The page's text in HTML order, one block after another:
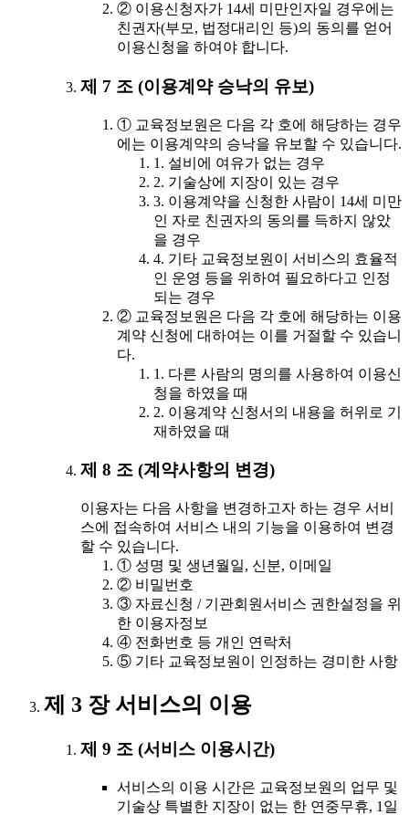
② 이용신청자가 14세 미만인자일 경우에는
친권자(부모, 법정대리인 등)의 동의를 얻어
이용신청을 하여야 합니다.
제 7 조 (이용계약 승낙의 유보)
① 교육정보원은 다음 각 호에 해당하는 경우
에는 이용계약의 승낙을 유보할 수 있습니다.
1. 설비에 여유가 없는 경우
2. 기술상에 지장이 있는 경우
3. 이용계약을 신청한 사람이 14세 미만
인 자로 친권자의 동의를 득하지 않았
을 경우
4. 기타 교육정보원이 서비스의 효율적
인 운영 등을 위하여 필요하다고 인정
되는 경우
② 교육정보원은 다음 각 호에 해당하는 이용
계약 신청에 대하여는 이를 거절할 수 있습니
다.
1. 다른 사람의 명의를 사용하여 이용신
청을 하였을 때
2. 이용계약 신청서의 내용을 허위로 기
재하였을 때
제 8 조 (계약사항의 변경)
이용자는 다음 사항을 변경하고자 하는 경우 서비
스에 접속하여 서비스 내의 기능을 이용하여 변경
할 수 있습니다.
① 성명 및 생년월일, 신분, 이메일
② 비밀번호
③ 자료신청 / 기관회원서비스 권한설정을 위
한 이용자정보
④ 전화번호 등 개인 연락처
⑤ 기타 교육정보원이 인정하는 경미한 사항
제 3 장 서비스의 이용
제 9 조 (서비스 이용시간)
서비스의 이용 시간은 교육정보원의 업무 및
기술상 특별한 지장이 없는 한 연중무휴, 1일